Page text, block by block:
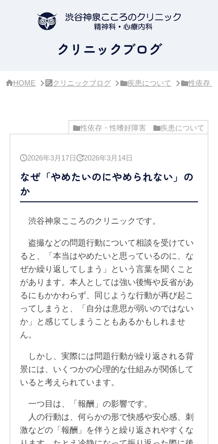
クリニックブログ
HOME クリニックブログ 疾患について 性依存
性依存・性嗜好障害 疾患について
2026年3月17日 2026年3月14日
なぜ「やめたいのにやめられない」の
か
渋谷神泉こころのクリニックです。
盗撮などの問題行動について相談を受けてい
ると、「本当はやめたいと思っているのに、な
ぜか繰り返してしまう」という言葉を聞くこと
があります。本人としては強い後悔や反省があ
るにもかかわらず、同じような行動が再び起こ
ってしまうと、「自分は意思が弱いのではない
か」と感じてしまうこともあるかもしれませ
ん。
しかし、実際には問題行動が繰り返される背
景には、いくつかの心理的な仕組みが関係して
いると考えられています。
一つ目は、「報酬」の影響です。
人の行動は、何らかの形で快感や安心感、刺
激などの「報酬」を伴うと繰り返されやすくな